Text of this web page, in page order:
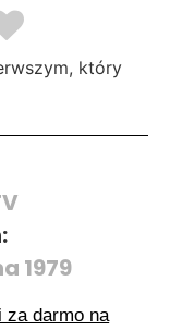
który
1979
za darmo na